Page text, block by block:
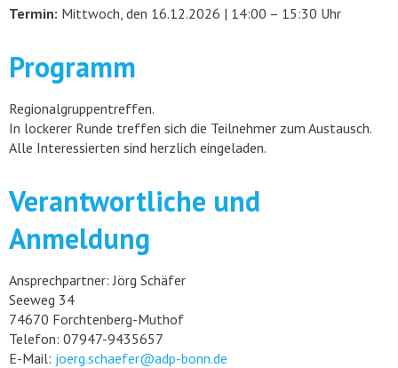
Termin: Mittwoch, den 16.12.2026 | 14:00 – 15:30 Uhr
Programm
Regionalgruppentreffen.
In lockerer Runde treffen sich die Teilnehmer zum Austausch.
Alle Interessierten sind herzlich eingeladen.
Verantwortliche und
Anmeldung
Ansprechpartner: Jörg Schäfer
Seeweg 34
74670 Forchtenberg-Muthof
Telefon: 07947-9435657
E-Mail: joerg.schaefer@adp-bonn.de